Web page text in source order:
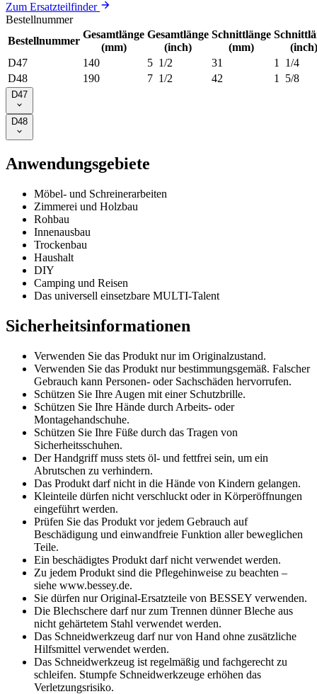
Zum Ersatzteilfinder
Bestellnummer
Bestellnummer
Gesamtlänge
(mm)
Gesamtlänge
(inch)
Schnittlänge
(mm)
(inch)
D47
140 5 1/2 31
1 1/4
D48
190 7 1/2 42 1 5/8
D47
D48
Anwendungsgebiete
Möbel- und Schreinerarbeiten
Zimmerei und Holzbau
Rohbau
Innenausbau
Trockenbau
Haushalt
DIY
Camping und Reisen
Das universell einsetzbare MULTI-Talent
Sicherheitsinformationen
Verwenden Sie das Produkt nur im Originalzustand.
Verwenden Sie das Produkt nur bestimmungsgemäß. Falscher
Gebrauch kann Personen- oder Sachschäden hervorrufen.
Schützen Sie Ihre Augen mit einer Schutzbrille.
Schützen Sie Ihre Hände durch Arbeits- oder
Montagehandschuhe.
Schützen Sie Ihre Füße durch das Tragen von
Sicherheitsschuhen.
Der Handgriff muss stets öl- und fettfrei sein, um ein
Abrutschen zu verhindern.
Das Produkt darf nicht in die Hände von Kindern gelangen.
Kleinteile dürfen nicht verschluckt oder in Körperöffnungen
eingeführt werden.
Prüfen Sie das Produkt vor jedem Gebrauch auf
Beschädigung und einwandfreie Funktion aller beweglichen
Teile.
Ein beschädigtes Produkt darf nicht verwendet werden.
Zu jedem Produkt sind die Pflegehinweise zu beachten –
siehe www.bessey.de.
Sie dürfen nur Original-Ersatzteile von BESSEY verwenden.
Die Blechschere darf nur zum Trennen dünner Bleche aus
nicht gehärtetem Stahl verwendet werden.
Das Schneidwerkzeug darf nur von Hand ohne zusätzliche
Hilfsmittel verwendet werden.
Das Schneidwerkzeug ist regelmäßig und fachgerecht zu
schleifen. Stumpfe Schneidwerkzeuge erhöhen das
Verletzungsrisiko.